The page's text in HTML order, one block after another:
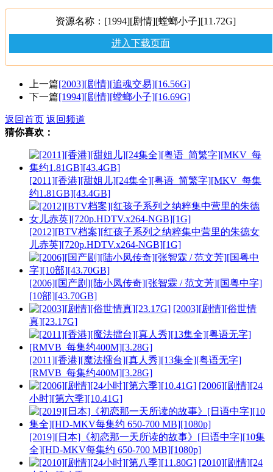
资源名称：[1994][剧情][螳螂小子][11.72G]
进入下载页面
上一篇[2003][剧情][追魂交易][16.56G]
下一篇[1994][剧情][螳螂小子][16.69G]
返回首页 返回频道
猜你喜欢：
[2011][香港][甜姐儿][24集全][粤语_简繁字][MKV_每集
约1.81GB][43.4GB]
[2012][BTV档案][红孩子系列之纳粹集中营里的朱德女
儿赤英][720p.HDTV.x264-NGB][1G]
[2006][国产剧][陆小凤传奇][张智霖 / 范文芳][国粤中字]
[10部][43.70GB]
[2003][剧情][俗世情
真][23.17G]
[2011][香港][魔法擂台][真人秀][13集全][粤语无字]
[RMVB_每集约400M][3.28G]
[2006][剧情][24
小时][第六季][10.41G]
[2019][日本]《初恋那一天所读的故事》[日语中字][10集
全][HD-MKV每集约 650-700 MB][1080p]
[2010][剧情][24